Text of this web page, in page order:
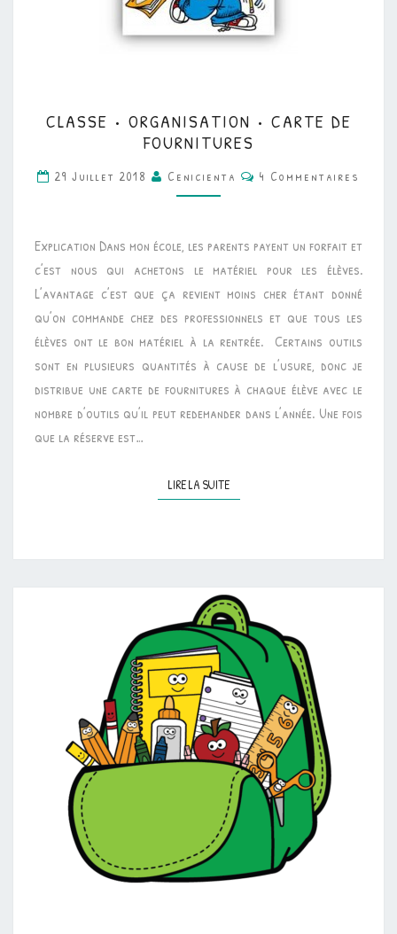
•
ORGANISATION
•
CARTE
FOURNITURES
CLASSE • ORGANISATION • CARTE DE
FOURNITURES
29 Juillet 2018 Cenicienta Commentaires
4 Commentaires
Explication Dans mon école, les parents payent un forfait et
c’est nous qui achetons le matériel pour les élèves.
L’avantage c’est que ça revient moins cher étant donné
qu’on commande chez des professionnels et que tous les
élèves ont le bon matériel à la rentrée. Certains outils
sont en plusieurs quantités à cause de l’usure, donc je
distribue une carte de fournitures à chaque élève avec le
nombre d’outils qu’il peut redemander dans l’année. Une fois
que la réserve est…
LIRE LA SUITELIRE LA SUITE